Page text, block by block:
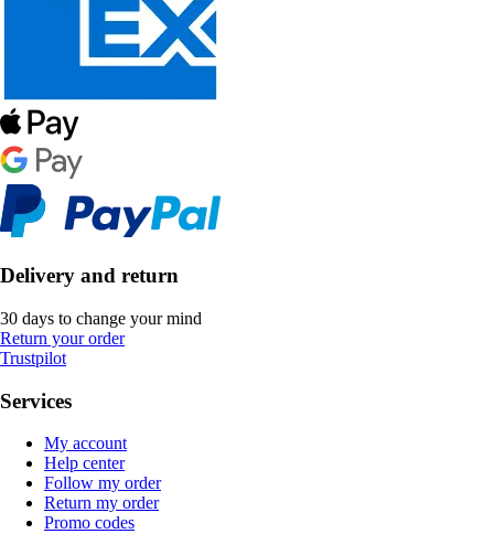
Delivery and return
30 days to change your mind
Return your order
Trustpilot
Services
My account
Help center
Follow my order
Return my order
Promo codes